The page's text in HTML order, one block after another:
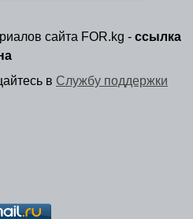
сайта FOR.kg - ссылка
в Службу поддержки